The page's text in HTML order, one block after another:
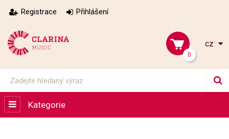
Registrace Přihlášení
0
cz
Kategorie